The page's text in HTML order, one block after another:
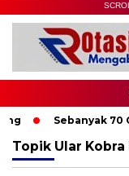
Sebanyak 70
Topik Ular